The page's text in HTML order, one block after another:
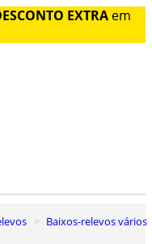
EXTRA em
Baixos-relevos vários